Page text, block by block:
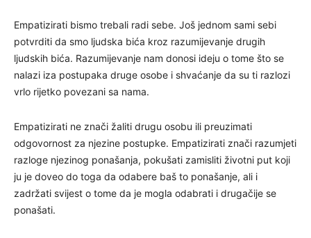
Empatizirati bismo trebali radi sebe. Još jednom sami sebi
potvrditi da smo ljudska bića kroz razumijevanje drugih
ljudskih bića. Razumijevanje nam donosi ideju o tome što se
nalazi iza postupaka druge osobe i shvaćanje da su ti razlozi
vrlo rijetko povezani sa nama.
Empatizirati ne znači žaliti drugu osobu ili preuzimati
odgovornost za njezine postupke. Empatizirati znači razumjeti
razloge njezinog ponašanja, pokušati zamisliti životni put koji
ju je doveo do toga da odabere baš to ponašanje, ali i
zadržati svijest o tome da je mogla odabrati i drugačije se
ponašati.